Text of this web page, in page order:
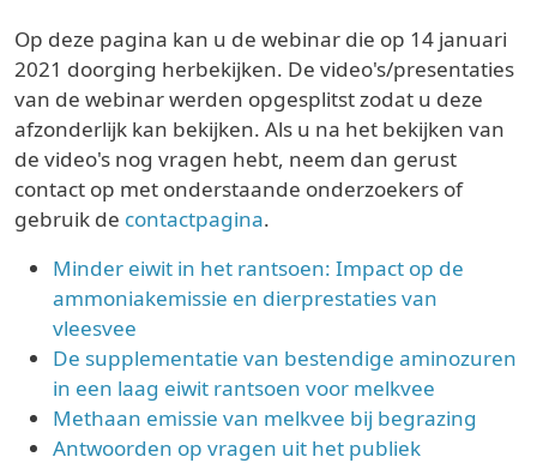
Op deze pagina kan u de webinar die op 14 januari
2021 doorging herbekijken. De video's/presentaties
van de webinar werden opgesplitst zodat u deze
afzonderlijk kan bekijken. Als u na het bekijken van
de video's nog vragen hebt, neem dan gerust
contact op met onderstaande onderzoekers of
gebruik de contactpagina.
Minder eiwit in het rantsoen: Impact op de
ammoniakemissie en dierprestaties van
vleesvee
De supplementatie van bestendige aminozuren
in een laag eiwit rantsoen voor melkvee
Methaan emissie van melkvee bij begrazing
Antwoorden op vragen uit het publiek